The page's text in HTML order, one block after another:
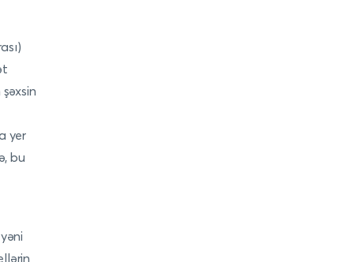
yer
bu